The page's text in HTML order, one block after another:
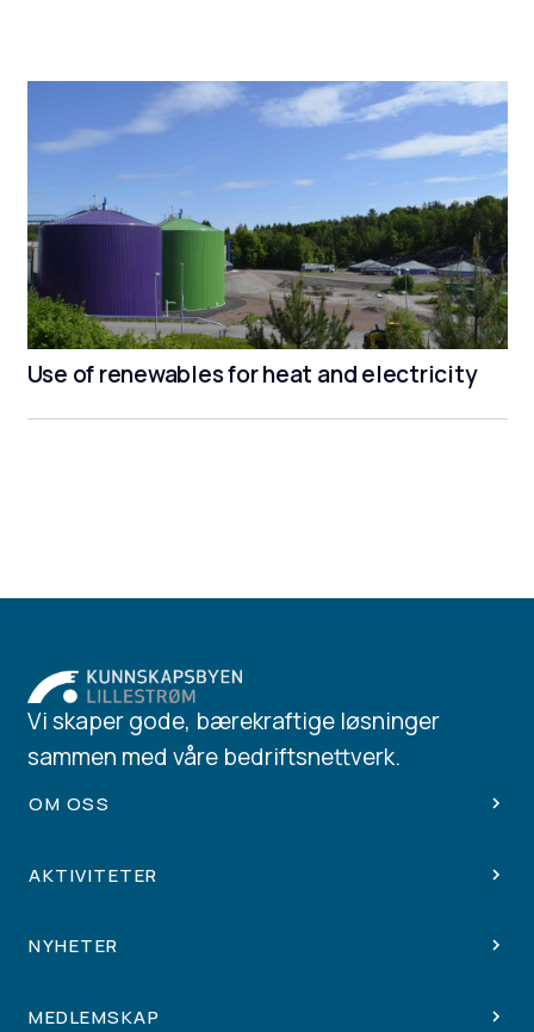
Use of renewables for heat and electricity
Vi skaper gode, bærekraftige løsninger
sammen med våre bedriftsnettverk.
OM OSS
AKTIVITETER
NYHETER
MEDLEMSKAP